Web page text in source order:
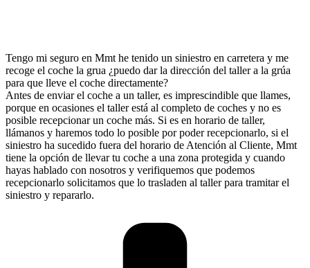
Tengo mi seguro en Mmt he tenido un siniestro en carretera y me
recoge el coche la grua ¿puedo dar la dirección del taller a la grúa
para que lleve el coche directamente?
Antes de enviar el coche a un taller, es imprescindible que llames,
porque en ocasiones el taller está al completo de coches y no es
posible recepcionar un coche más. Si es en horario de taller,
llámanos y haremos todo lo posible por poder recepcionarlo, si el
siniestro ha sucedido fuera del horario de Atención al Cliente, Mmt
tiene la opción de llevar tu coche a una zona protegida y cuando
hayas hablado con nosotros y verifiquemos que podemos
recepcionarlo solicitamos que lo trasladen al taller para tramitar el
siniestro y repararlo.